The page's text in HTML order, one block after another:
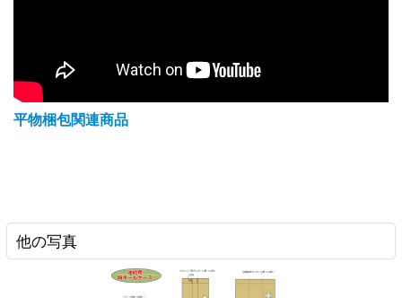
平物梱包関連商品
他の写真